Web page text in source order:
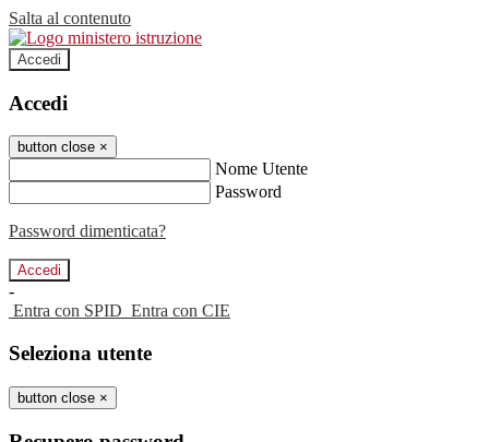
Salta al contenuto
Accedi
Accedi
button close ×
Nome Utente
Password
Password dimenticata?
-
Entra con SPID Entra con CIE
Seleziona utente
button close ×